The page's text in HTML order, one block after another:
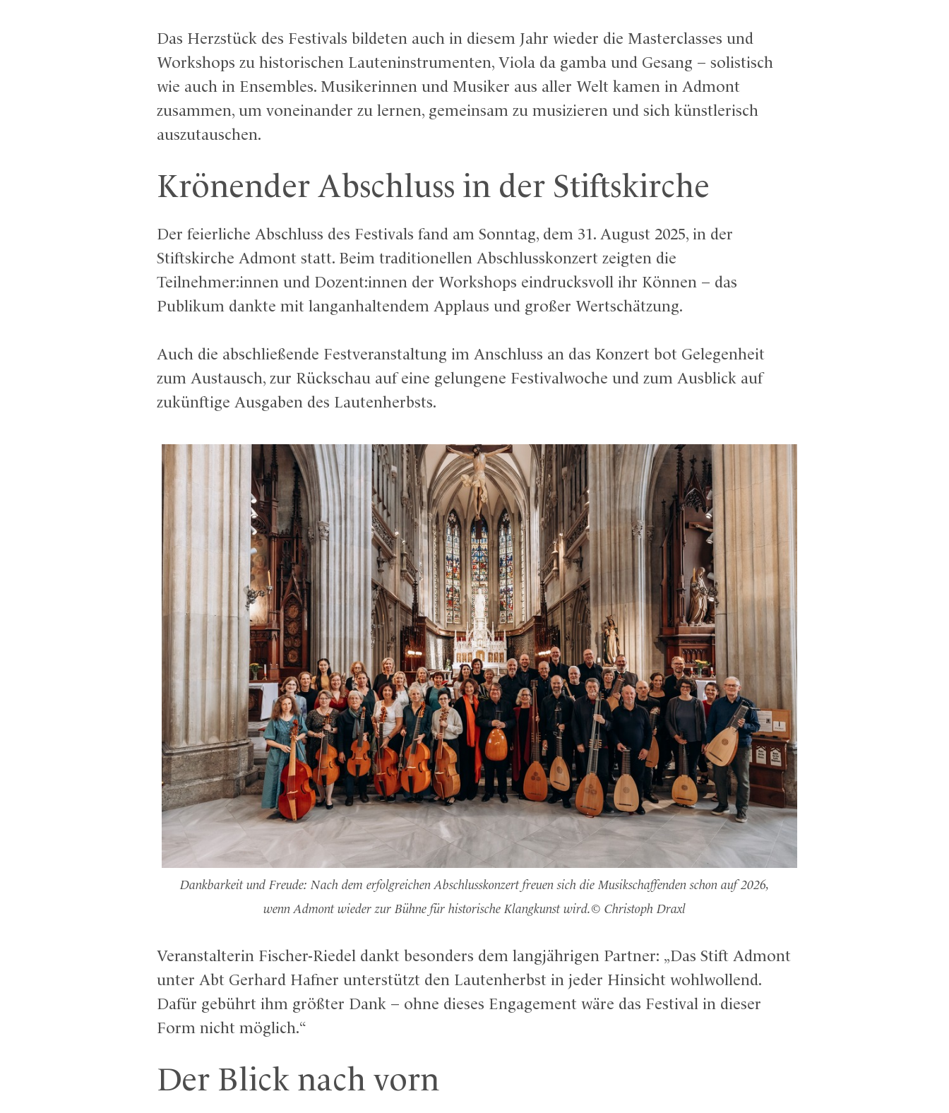
Das Herzstück des Festivals bildeten auch in diesem Jahr wieder die Masterclasses und
Workshops zu historischen Lauteninstrumenten, Viola da gamba und Gesang – solistisch
wie auch in Ensembles. Musikerinnen und Musiker aus aller Welt kamen in Admont
zusammen, um voneinander zu lernen, gemeinsam zu musizieren und sich künstlerisch
auszutauschen.
Krönender Abschluss in der Stiftskirche
Der feierliche Abschluss des Festivals fand am Sonntag, dem 31. August 2025, in der
Stiftskirche Admont statt. Beim traditionellen Abschlusskonzert zeigten die
Teilnehmer:innen und Dozent:innen der Workshops eindrucksvoll ihr Können – das
Publikum dankte mit langanhaltendem Applaus und großer Wertschätzung.
Auch die abschließende Festveranstaltung im Anschluss an das Konzert bot Gelegenheit
zum Austausch, zur Rückschau auf eine gelungene Festivalwoche und zum Ausblick auf
zukünftige Ausgaben des Lautenherbsts.
Dankbarkeit und Freude: Nach dem erfolgreichen Abschlusskonzert freuen sich die Musikschaffenden schon auf 2026,
wenn Admont wieder zur Bühne für historische Klangkunst wird.© Christoph Draxl
Veranstalterin Fischer-Riedel dankt besonders dem langjährigen Partner: „Das Stift Admont
unter Abt Gerhard Hafner unterstützt den Lautenherbst in jeder Hinsicht wohlwollend.
Dafür gebührt ihm größter Dank – ohne dieses Engagement wäre das Festival in dieser
Form nicht möglich.“
Der Blick nach vorn